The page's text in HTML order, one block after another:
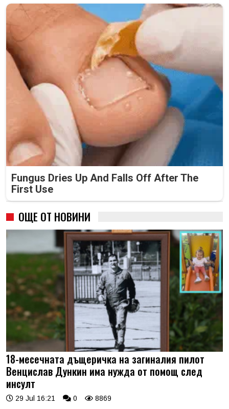
Fungus Dries Up And Falls Off After The
First Use
ОЩЕ ОТ НОВИНИ
18-месечната дъщеричка на загиналия пилот
Венцислав Дункин има нужда от помощ след
инсулт
29 Jul 16:21 0 8869